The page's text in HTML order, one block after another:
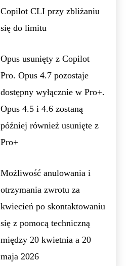
Copilot CLI przy zbliżaniu
się do limitu
Opus usunięty z Copilot
Pro. Opus 4.7 pozostaje
dostępny wyłącznie w Pro+.
Opus 4.5 i 4.6 zostaną
później również usunięte z
Pro+
Możliwość anulowania i
otrzymania zwrotu za
kwiecień po skontaktowaniu
się z pomocą techniczną
między 20 kwietnia a 20
maja 2026